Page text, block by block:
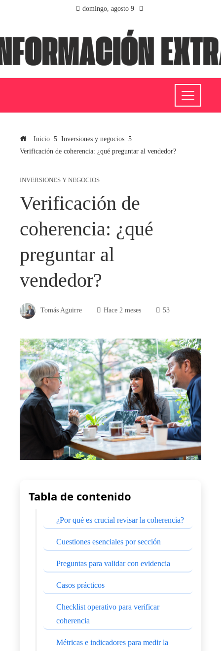
domingo, agosto 9
Inicio
Inversiones y negocios
Verificación de coherencia: ¿qué preguntar al vendedor?
INVERSIONES Y NEGOCIOS
Verificación de
coherencia: ¿qué
preguntar al
vendedor?
Tomás Aguirre Hace 2 meses 53
Tabla de contenido
¿Por qué es crucial revisar la coherencia?
Cuestiones esenciales por sección
Preguntas para validar con evidencia
Casos prácticos
Checklist operativo para verificar
coherencia
Métricas e indicadores para medir la